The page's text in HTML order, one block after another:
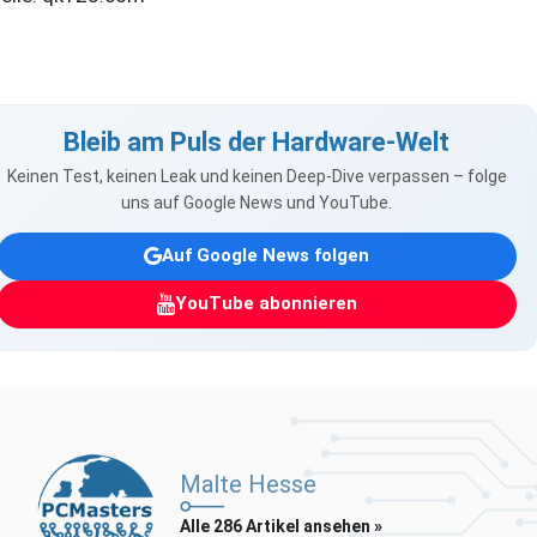
Bleib am Puls der Hardware-Welt
Keinen Test, keinen Leak und keinen Deep-Dive verpassen – folge
uns auf Google News und YouTube.
Auf Google News folgen
YouTube abonnieren
Malte Hesse
Alle 286 Artikel ansehen »